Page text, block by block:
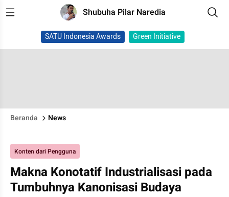
Shubuha Pilar Naredia
SATU Indonesia Awards Green Initiative
Beranda News
Konten dari Pengguna
Makna Konotatif Industrialisasi pada
Tumbuhnya Kanonisasi Budaya